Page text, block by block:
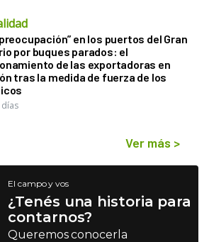
en los puertos del Gran
por buques parados: el
de las exportadoras en
tras la medida de fuerza de los
días
Ver más >
El campo y vos
¿Tenés una historia para
contarnos?
Queremos conocerla